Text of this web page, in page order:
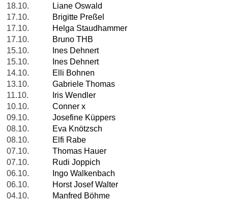
18.10.
Liane Oswald
17.10.
Brigitte Preßel
17.10.
Helga Staudhammer
17.10.
Bruno THB
15.10.
Ines Dehnert
15.10.
Ines Dehnert
14.10.
Elli Bohnen
13.10.
Gabriele Thomas
11.10.
Iris Wendler
10.10.
Conner x
09.10.
Josefine Küppers
08.10.
Eva Knötzsch
08.10.
Elfi Rabe
07.10.
Thomas Hauer
07.10.
Rudi Joppich
06.10.
Ingo Walkenbach
06.10.
Horst Josef Walter
04.10.
Manfred Böhme